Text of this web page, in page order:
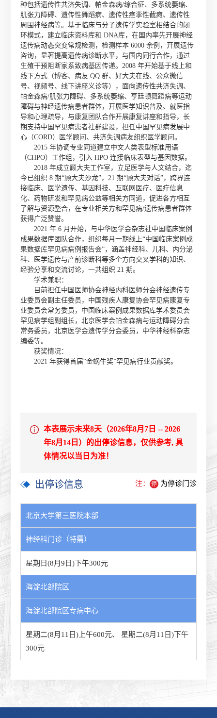
种包括遗传性共济失调、帕金森病/综合征、多系统萎缩、
肌张力障碍、遗传性舞蹈病、遗传性痉挛性截瘫、遗传性
周围神经病等。基于临床与分子遗传学实验室相结合的闭
环模式，建立临床资料库和 DNA库，在国内率先开展神经
遗传病动态突变常规检测，检测样本 6000 余例，开展遗传
咨询，显著提高遗传病诊断水平，与国内同行合作，通过
生殖干预阻断家系致病基因传递。2008 年开始基于线上和
线下方式（博客、病友 QQ 群、好大夫在线、公众微信
号、视频号、线下讲座义诊等），面向遗传性共济失调、
帕金森病/肌张力障碍、多系统萎缩、亨廷顿舞蹈病等运动
障碍与神经遗传病患者群体，开展医学知识普及、就医指
导和心理疏导，与康复团队合作开展康复讲座和指导，长
期支持中国罕见病患者社群建设，担任中国罕见病发展中
心（CORD）医学顾问、共济失调病友组织医学顾问。
2015 年协调专业同道建立中文人类表型标准用语
（CHPO）工作组，引入 HPO 连接临床表型与基因数据。
2018 年成立顾大夫工作室，立足医学与人文结合，迄
今已组织 8 期“顾大夫沙龙”，21 期“顾大夫对话”，跨界连
接临床、医学遗传、基因科技、互联网医疗、医疗信息
化、药物研发和罕见病公益等相关方同道，促进各方相互
了解与资源整合，在专业相关方和罕见病/遗传病患者群体
获得广泛赞誉。
2021 年 6 月开始，与中华医学会杂志社中国临床案例
成果数据库团队合作，组织每月一期线上“中国临床案例成
果数据库罕见病病例报告会”，涵盖神经科、儿科、内分泌
科、医学遗传与产前诊断科等多个方向交叉学科的知识、
经验分享和交流讨论，一共组织 21 期。
学术兼职：
目前担任中国医师协会神经内科医师分会神经遗传专
业委员会副主任委员，中国残疾人康复协会罕见病康复专
业委员会常务委员，中国临床案例成果数据库学术委员会
罕见病学组副组长，北京医学会帕金森病与运动障碍分会
常务委员，北京医学会遗传学分会委员，中华神经科杂志
编委等。
获奖情况：
2021 年获得首届“金蜗牛奖”罕见病行业贡献奖。
本表展示未来8天（2026年8月7日 -- 2026
年8月14日）的出停诊信息，仅供参考, 具
体情况以当日为准！
出停诊信息 注： 停 为停诊门诊
北京大学第三医院本部
神经科门诊（特需）
星期日(8月9日)下午300元
海淀北部院区
海淀北部院区专病中心
星期二(8月11日)上午600元、
星期二(8月11日)下午
300元